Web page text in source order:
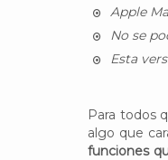
Apple
No se
Esta
Para todos
algo que
funciones